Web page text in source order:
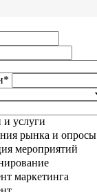
услуги
рынка и опросы
мероприятий
маркетинга